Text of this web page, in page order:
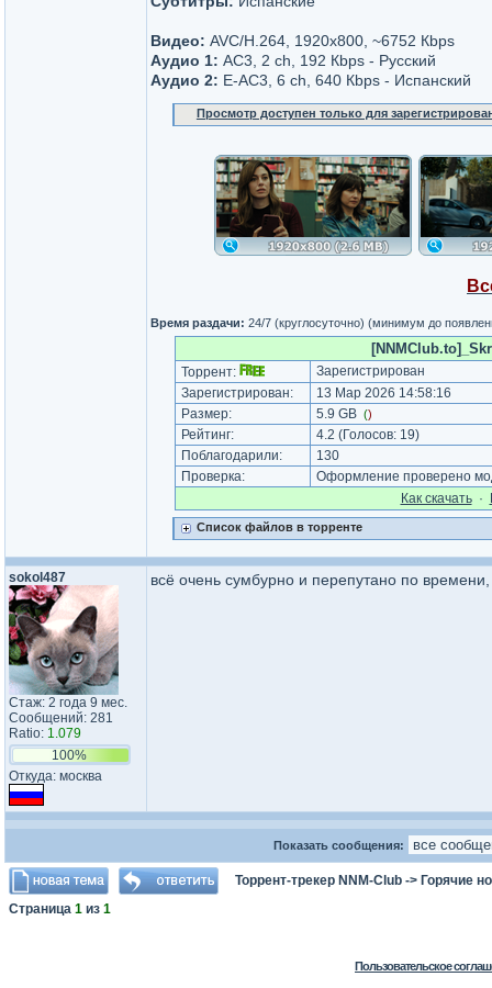
Видео: AVC/H.264, 1920x800, ~6752 Кbps
Аудио 1: AC3, 2 ch, 192 Кbps - Русский
Аудио 2: Е-AC3, 6 ch, 640 Кbps - Испанский
Просмотр доступен только для
Время раздачи: 24/7 (круглосуточно) (минимум до
Торрент:
Зарегистрирован
Зарегистрирован:
13 Мар 2026 14:58:16
Размер:
5.9 GB ()
Рейтинг: 4.2 (Голосов: 19)
Поблагодарили:
130
Проверка:
Оформление проверено
Как cкачать·
Список файлов в торренте
sokol487
Стаж: 2 года 9 мес.
Сообщений: 281
Ratio: 1.079
100%
Откуда: москва
всё очень сумбурно и перепутано по
Показать сообщения:
Торрент-трекер NNM-Club -> Горячие
Страница 1 из 1
Пользовательское